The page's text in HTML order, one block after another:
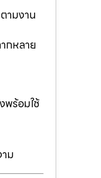
ามงาน
กหลาย
พร้อมใช้
ม